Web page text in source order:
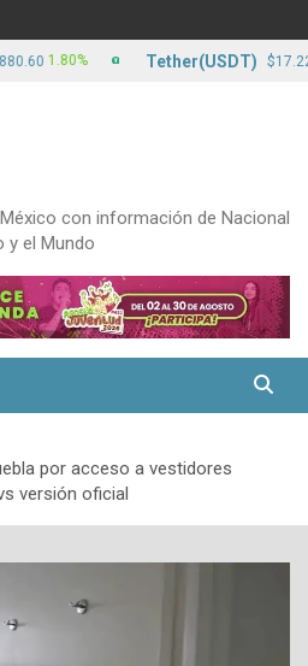
con información de Nacional
y el Mundo
por acceso a vestidores
versión oficial
1.80% Tether(USDT) $17.22 0.00%